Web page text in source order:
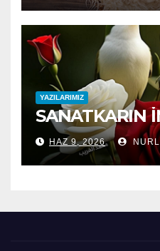
YAZILARIMIZ
SANATKARIN
HAZ 9, 2026